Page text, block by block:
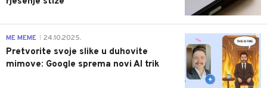
0
ME MEME 24.10.2025.
Pretvorite svoje slike u duhovite
mimove: Google sprema novi AI trik